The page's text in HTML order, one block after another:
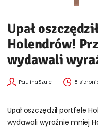
Upał
Holendrów!
wydawali
PaulinaSzulc 8
Upał oszczędził portfele
wydawali wyraźnie mniej